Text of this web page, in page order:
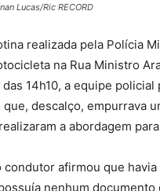
Lucas/Ric RECORD
realizada pela Polícia
na Rua Ministro
14h10, a equipe
descalço, empurrava
a abordagem
afirmou que
nenhum